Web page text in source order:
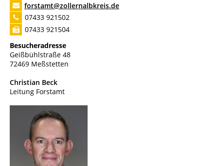
forstamt@zollernalbkreis.de
07433 921502
07433 921504
Besucheradresse
Geißbühlstraße 48
72469 Meßstetten
Christian Beck
Leitung Forstamt